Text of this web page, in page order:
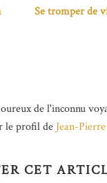
Se tromper de
de l'inconnu
le profil de Jean-
CET